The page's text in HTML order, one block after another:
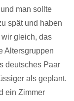
man sollte
spät und haben
gleich, das
Altersgruppen
deutsches Paar
als geplant.
ein Zimmer